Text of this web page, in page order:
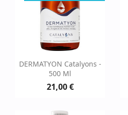
DERMATYON Catalyons -
500 Ml
21,00 €